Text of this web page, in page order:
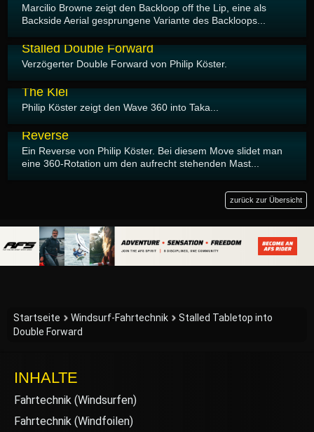
Marcilio Browne zeigt den Backloop off the Lip, eine als
Backside Aerial gesprungene Variante des Backloops...
Stalled Double Forward
Verzögerter Double Forward von Philip Köster.
The Klei
Philip Köster zeigt den Wave 360 into Taka...
Reverse
Ein Reverse von Philip Köster. Bei diesem Move slidet man
eine 360-Rotation um den aufrecht stehenden Mast...
zurück zur Übersicht
Startseite Windsurf-Fahrtechnik
Stalled Tabletop into
Double Forward
INHALTE
Fahrtechnik (Windsurfen)
Fahrtechnik (Windfoilen)